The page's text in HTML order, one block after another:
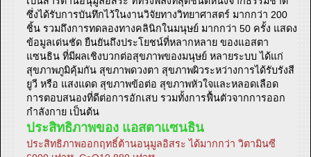
ซึ่งได้รับการบันทึกไว้ในงานวิจัยทางวิทยาศาสตร์ มากกว่า 200
ชิ้น รวมถึงการทดลองทางคลินิกในมนุษย์ มากกว่า 50 ครั้ง แสดง
ข้อมูลเด่นชัด ยืนยันถึงประโยชน์ที่หลากหลาย ของแอสตา
แซนธิน ที่มีผลเชิงบวกต่อสุขภาพของมนุษย์ หลายระบบ ได้แก่
สุขภาพภูมิคุ้มกัน สุขภาพดวงตา สุขภาพผิวระหว่างการได้รับรังสี
ยูวี หรือ แสงแดด สุขภาพข้อต่อ สุขภาพหัวใจและหลอดเลือด
การตอบสนองที่ดีต่อการอักเสบ รวมทั้งการฟื้นตัวจากการออก
กำลังกาย เป็นต้น
ประสิทธิภาพของ แอสตาแซนธิน
ประสิทธิภาพออกฤทธิ์ต้านอนุมูลอิสระ ได้มากกว่า วิตามินซี